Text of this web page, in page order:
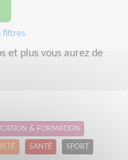
filtres
et plus vous aurez de
& FORMATION
SANTÉ SPORT